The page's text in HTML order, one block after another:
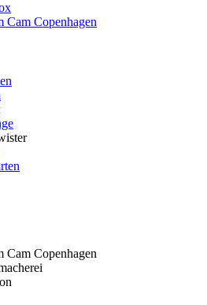
Cam Copenhagen
Cam Copenhagen